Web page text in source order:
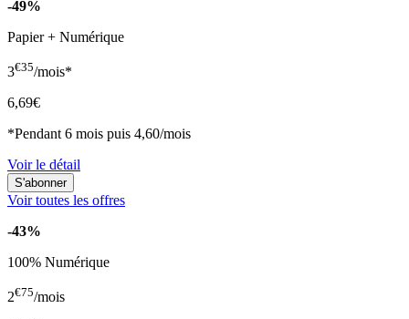
-49%
Papier + Numérique
3€35/mois*
6,69€
*Pendant 6 mois puis 4,60/mois
Voir le détail
Voir toutes les offres
-43%
100% Numérique
2€75/mois